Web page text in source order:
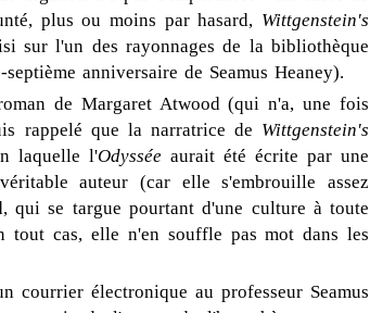
plus ou moins par hasard, Wittgenstein's
sur l'un des rayonnages de la bibliothèque
anniversaire de Seamus Heaney).
de Margaret Atwood (qui n'a, une fois
rappelé que la narratrice de Wittgenstein's
laquelle l'Odyssée aurait été écrite par une
auteur (car elle s'embrouille assez
qui se targue pourtant d'une culture à toute
tout cas, elle n'en souffle pas mot dans les
électronique au professeur Seamus